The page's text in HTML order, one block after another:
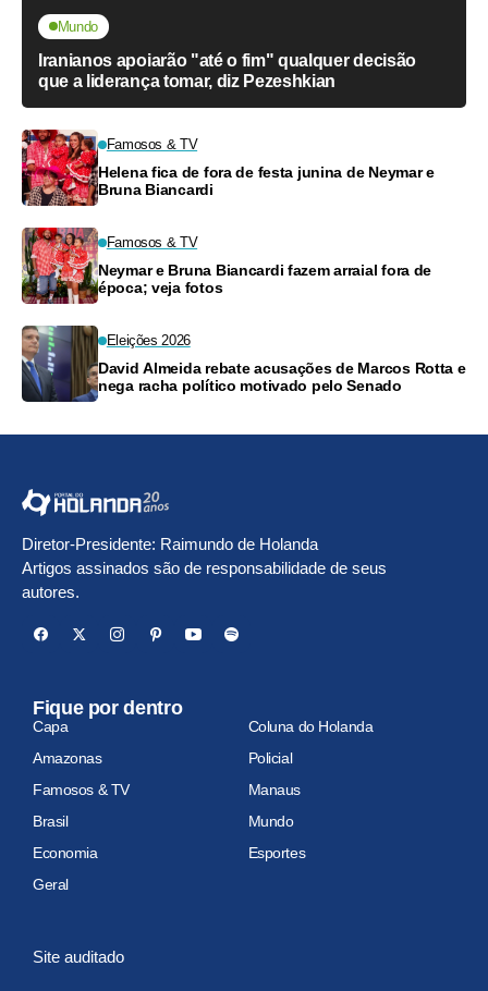
Mundo
Iranianos apoiarão "até o fim" qualquer decisão
que a liderança tomar, diz Pezeshkian
Famosos & TV
Helena fica de fora de festa junina de Neymar e
Bruna Biancardi
Famosos & TV
Neymar e Bruna Biancardi fazem arraial fora de
época; veja fotos
Eleições 2026
David Almeida rebate acusações de Marcos Rotta e
nega racha político motivado pelo Senado
Diretor-Presidente: Raimundo de Holanda
Artigos assinados são de responsabilidade de seus
autores.
Fique por dentro
Capa
Coluna do Holanda
Amazonas
Policial
Famosos & TV
Manaus
Brasil
Mundo
Economia
Esportes
Geral
Site auditado